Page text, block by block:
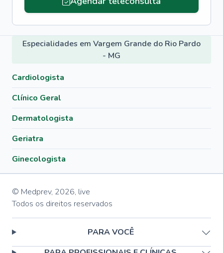
Especialidades em Vargem Grande do Rio Pardo
- MG
Cardiologista
Clínico Geral
Dermatologista
Geriatra
Ginecologista
© Medprev, 2026, live
Todos os direitos reservados
PARA VOCÊ